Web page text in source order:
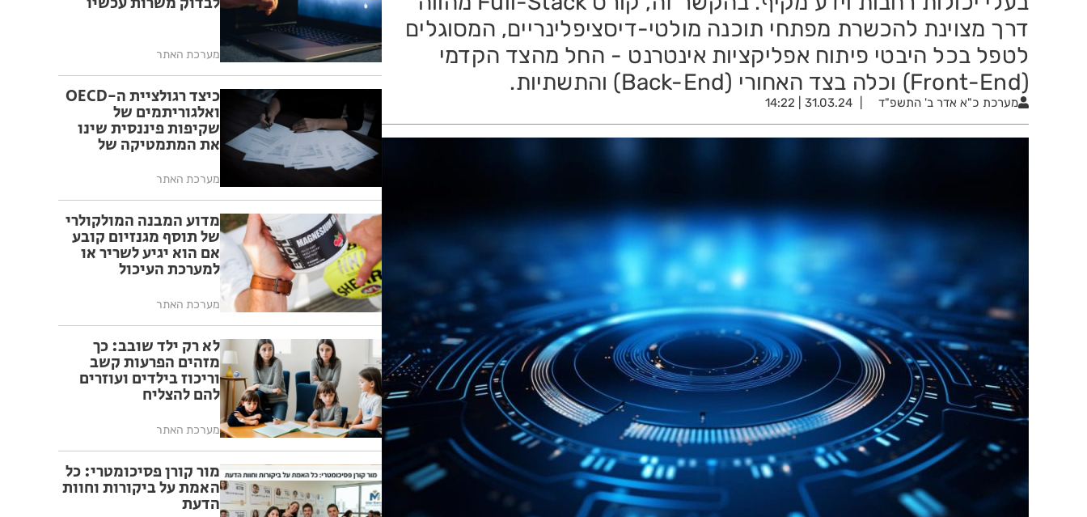
דרך מצוינת להכשרת מפתחי תוכנה מולטי-דיסציפלינריים, המסוגלים
לטפל בכל היבטי פיתוח אפליקציות אינטרנט - החל מהצד הקדמי
(Front-End) וכלה בצד האחורי (Back-End) והתשתיות.
מערכת כ"א אדר ב' התשפ"ד 31.03.24 | 14:22
מערכת האתר
כיצד רגולציית ה-OECD
ואלגוריתמים של
שקיפות פיננסית שינו
את המתמטיקה של
מערכת האתר
מדוע המבנה המולקולרי
של תוסף מגנזיום קובע
אם הוא יגיע לשריר או
למערכת העיכול
מערכת האתר
לא רק ילד שובב: כך
מזהים הפרעות קשב
וריכוז בילדים ועוזרים
להם להצליח
מערכת האתר
מור קורן פסיכומטרי: כל
האמת על ביקורות וחוות
הדעת